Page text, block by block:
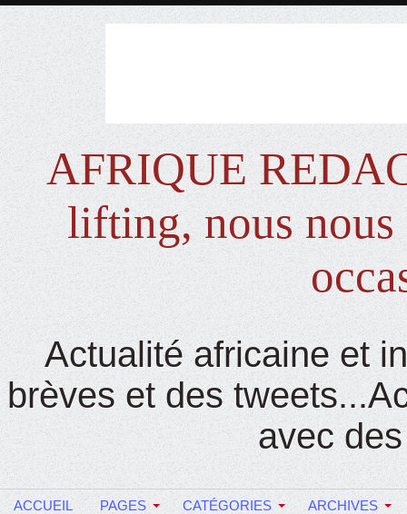
AFRIQUE
lifting, nous nous
Actualité africaine et
brèves et des
avec
ACCUEIL PAGES CATÉGORIES ARCHIVES